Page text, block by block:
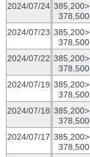
2024/07/24 385,200>
378,500
2024/07/23 385,200>
378,500
2024/07/22 385,200>
378,500
2024/07/19 385,200>
378,500
2024/07/18 385,200>
378,500
2024/07/17 385,200>
378,500